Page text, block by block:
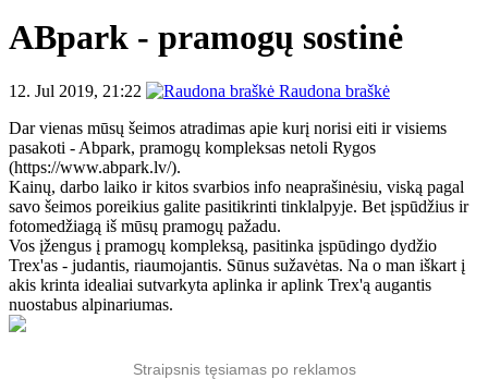
ABpark - pramogų sostinė
12. Jul 2019, 21:22
Raudona braškė
Dar vienas mūsų šeimos atradimas apie kurį norisi eiti ir visiems
pasakoti - Abpark, pramogų kompleksas netoli Rygos
(https://www.abpark.lv/).
Kainų, darbo laiko ir kitos svarbios info neaprašinėsiu, viską pagal
savo šeimos poreikius galite pasitikrinti tinklalpyje. Bet įspūdžius ir
fotomedžiagą iš mūsų pramogų pažadu.
Vos įžengus į pramogų kompleksą, pasitinka įspūdingo dydžio
Trex'as - judantis, riaumojantis. Sūnus sužavėtas. Na o man iškart į
akis krinta idealiai sutvarkyta aplinka ir aplink Trex'ą augantis
nuostabus alpinariumas.
Straipsnis tęsiamas po reklamos